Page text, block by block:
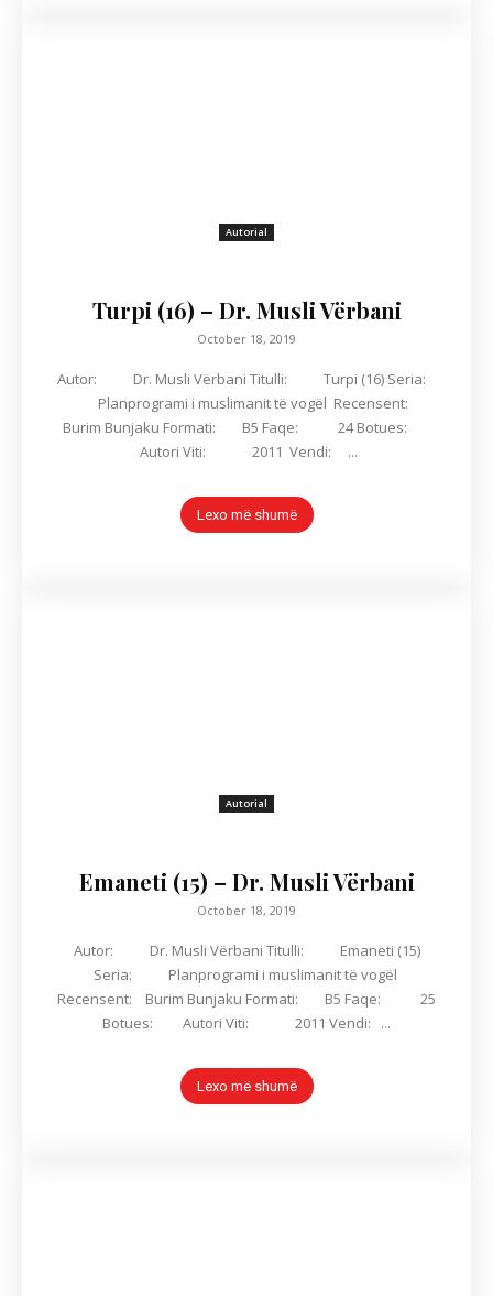
Autorial
Turpi (16) – Dr. Musli Vërbani
October 18, 2019
Autor: Dr. Musli Vërbani Titulli: Turpi (16) Seria:
Planprogrami i muslimanit të vogël Recensent:
Burim Bunjaku Formati: B5 Faqe: 24 Botues:
Autori Viti: 2011 Vendi: ...
Lexo më shumë
Autorial
Emaneti (15) – Dr. Musli Vërbani
October 18, 2019
Autor: Dr. Musli Vërbani Titulli: Emaneti (15)
Seria: Planprogrami i muslimanit të vogël
Recensent: Burim Bunjaku Formati: B5 Faqe: 25
Botues: Autori Viti: 2011 Vendi: ...
Lexo më shumë